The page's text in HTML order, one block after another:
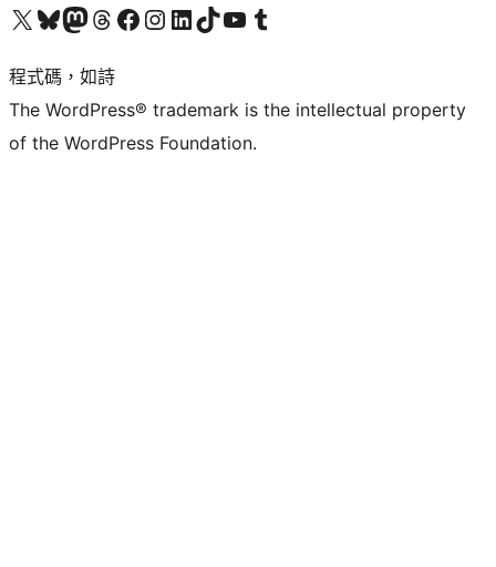
查看我們的 X (之前的 Twitter) 帳號造訪我們的 Bluesky 帳號造訪我們的 Mastodon 帳號造訪我們的 Threads 帳號 造訪我們的 Facebook 粉絲專頁Visit our Instagram account
Visit our LinkedIn account
造訪我們的 TikTok 帳號Visit our YouTube channel
造訪我們的 Tumblr 帳號
程式碼，如詩
The WordPress® trademark is the intellectual property
of the WordPress Foundation.